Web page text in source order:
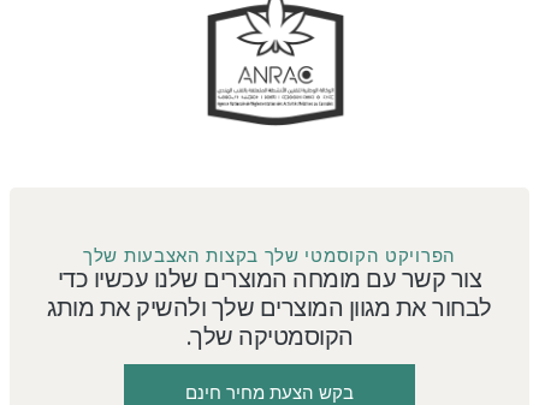
הפרויקט הקוסמטי שלך בקצות האצבעות שלך
צור קשר עם מומחה המוצרים שלנו עכשיו כדי
לבחור את מגוון המוצרים שלך ולהשיק את מותג
הקוסמטיקה שלך.
בקש הצעת מחיר חינם